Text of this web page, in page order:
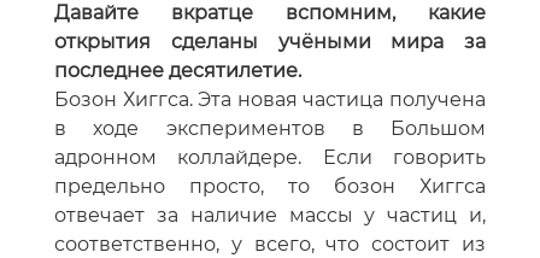
Давайте вкратце вспомним, какие
открытия сделаны учёными мира за
последнее десятилетие.
Бозон Хиггса. Эта новая частица получена
в ходе экспериментов в Большом
адронном коллайдере. Если говорить
предельно просто, то бозон Хиггса
отвечает за наличие массы у частиц и,
соответственно, у всего, что состоит из